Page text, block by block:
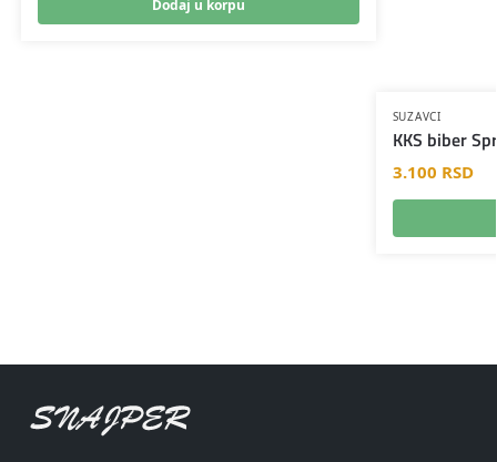
Dodaj u korpu
SUZAVCI
KKS biber
3.100 RSD